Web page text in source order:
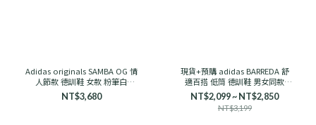
Adidas originals SAMBA OG 情
人節款 德訓鞋 女款 粉筆白
HP3658
NT$3,680
現貨+預購 adidas BARREDA 舒
適百搭 低筒 德訓鞋 男女同款
KH6999 深灰色
NT$2,099 ~ NT$2,850
NT$3,199